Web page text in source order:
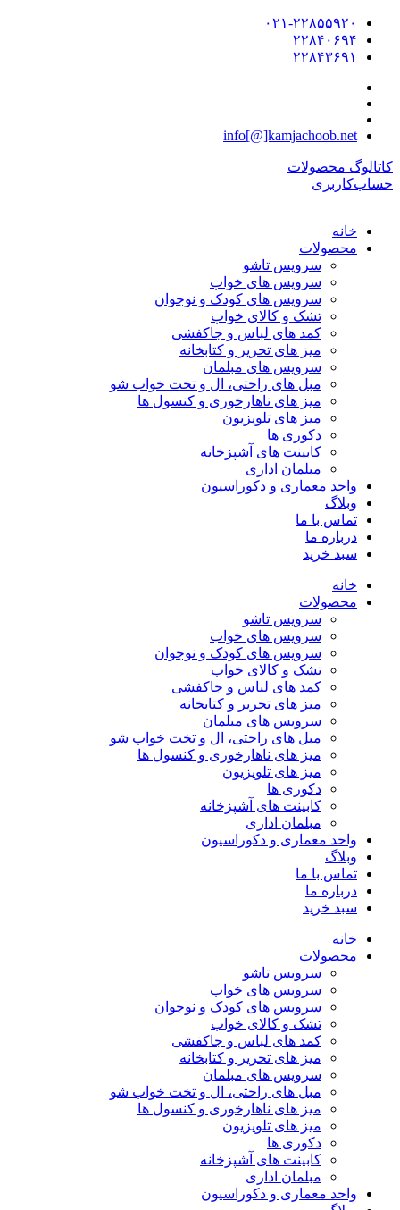
۰۲۱-۲۲۸۵۵۹۲۰
۲۲۸۴۰۶۹۴
۲۲۸۴۳۶۹۱
info[@]kamjachoob.net
کاتالوگ محصولات
حساب‌کاربری
خانه
محصولات
سرویس تاشو
سرویس های خواب
سرویس های کودک و نوجوان
تشک و کالای خواب
کمد های لباس و جاکفشی
میز های تحریر و کتابخانه
سرویس های مبلمان
مبل های راحتی، ال و تخت خواب شو
میز های ناهارخوری و کنسول ها
میز های تلویزیون
دکوری ها
کابینت های آشپزخانه
مبلمان اداری
واحد معماری و دکوراسیون
وبلاگ
تماس با ما
درباره ما
سبد خرید
خانه
محصولات
سرویس تاشو
سرویس های خواب
سرویس های کودک و نوجوان
تشک و کالای خواب
کمد های لباس و جاکفشی
میز های تحریر و کتابخانه
سرویس های مبلمان
مبل های راحتی، ال و تخت خواب شو
میز های ناهارخوری و کنسول ها
میز های تلویزیون
دکوری ها
کابینت های آشپزخانه
مبلمان اداری
واحد معماری و دکوراسیون
وبلاگ
تماس با ما
درباره ما
سبد خرید
خانه
محصولات
سرویس تاشو
سرویس های خواب
سرویس های کودک و نوجوان
تشک و کالای خواب
کمد های لباس و جاکفشی
میز های تحریر و کتابخانه
سرویس های مبلمان
مبل های راحتی، ال و تخت خواب شو
میز های ناهارخوری و کنسول ها
میز های تلویزیون
دکوری ها
کابینت های آشپزخانه
مبلمان اداری
واحد معماری و دکوراسیون